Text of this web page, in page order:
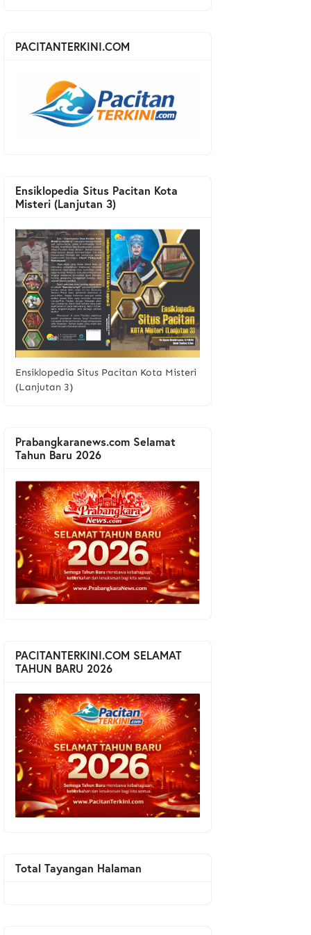
PACITANTERKINI.COM
Ensiklopedia Situs Pacitan Kota
Misteri (Lanjutan 3)
Ensiklopedia Situs Pacitan Kota Misteri
(Lanjutan 3)
Prabangkaranews.com Selamat
Tahun Baru 2026
PACITANTERKINI.COM SELAMAT
TAHUN BARU 2026
Total Tayangan Halaman